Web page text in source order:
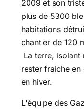
2009 et son
plus de 5300
habitations
chantier de 120
La terre, isolant
rester fraiche en
en hiver.
L'équipe des